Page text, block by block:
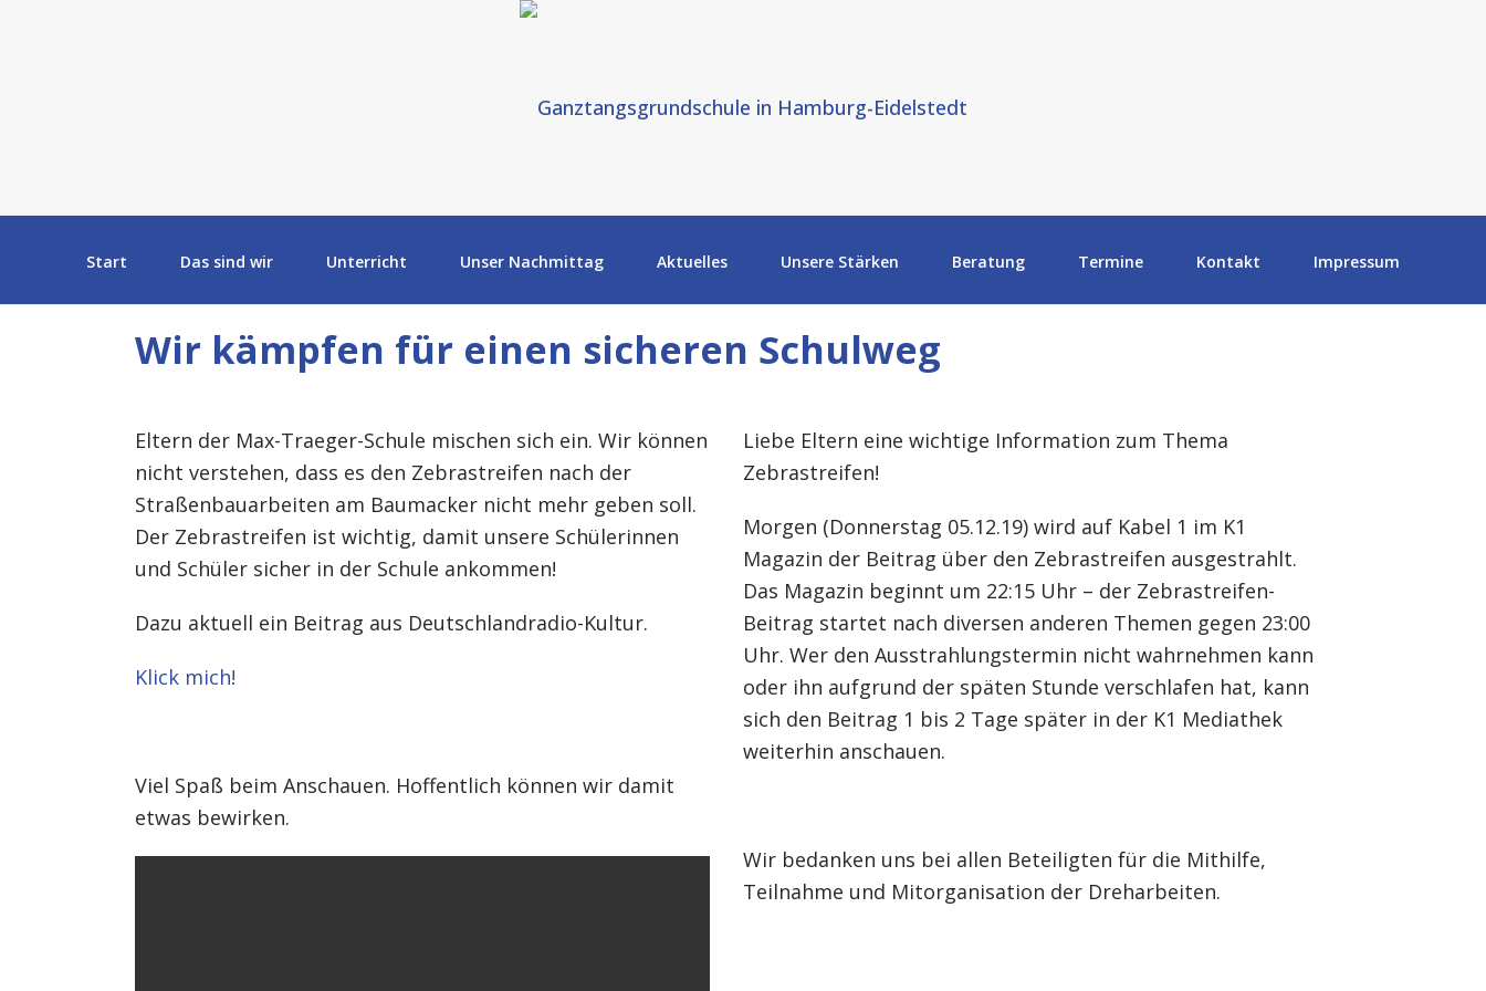
Start Das sind wir Unterricht Unser Nachmittag Aktuelles Unsere Stärken Beratung Termine Kontakt Impressum
Wir kämpfen für einen sicheren Schulweg
Eltern der Max-Traeger-Schule mischen sich ein. Wir können
nicht verstehen, dass es den Zebrastreifen nach der
Straßenbauarbeiten am Baumacker nicht mehr geben soll.
Der Zebrastreifen ist wichtig, damit unsere Schülerinnen
und Schüler sicher in der Schule ankommen!
Dazu aktuell ein Beitrag aus Deutschlandradio-Kultur.
Klick mich!
Viel Spaß beim Anschauen. Hoffentlich können wir damit
etwas bewirken.
Liebe Eltern eine wichtige Information zum Thema
Zebrastreifen!
Morgen (Donnerstag 05.12.19) wird auf Kabel 1 im K1
Magazin der Beitrag über den Zebrastreifen ausgestrahlt.
Das Magazin beginnt um 22:15 Uhr – der Zebrastreifen-
Beitrag startet nach diversen anderen Themen gegen 23:00
Uhr. Wer den Ausstrahlungstermin nicht wahrnehmen kann
oder ihn aufgrund der späten Stunde verschlafen hat, kann
sich den Beitrag 1 bis 2 Tage später in der K1 Mediathek
weiterhin anschauen.
Wir bedanken uns bei allen Beteiligten für die Mithilfe,
Teilnahme und Mitorganisation der Dreharbeiten.